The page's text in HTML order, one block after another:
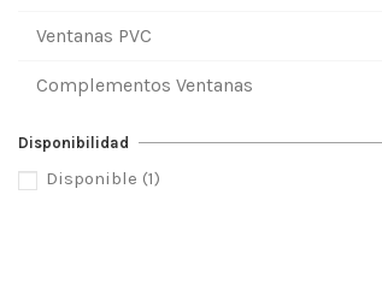
Ventanas PVC
Complementos Ventanas
Disponibilidad
Disponible (1)